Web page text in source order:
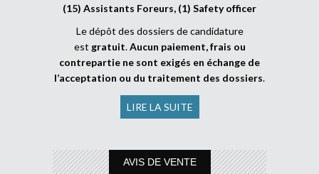
(15) Assistants Foreurs, (1) Safety officer
Le dépôt des dossiers de candidature
est gratuit.Aucun paiement, frais ou
contrepartie ne sont exigés en échange de
l’acceptation ou du traitement des dossiers.
LIRE LA SUITE
AVIS DE VENTE